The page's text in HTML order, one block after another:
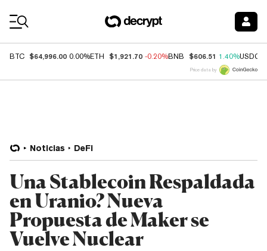
BTC $64,996.00 0.00%ETH $1,921.70 -0.20%BNB $606.51 1.40%USDC
Price data by
Noticias DeFi
Una Stablecoin Respaldada
en Uranio? Nueva
Propuesta de Maker se
Vuelve Nuclear